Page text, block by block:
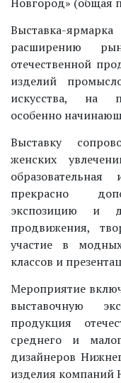
Выставка-
расширению
отечественной
изделий
искусства, на
особенно
Выставку
женских
прекрасно
экспозицию и
продвижения,
участие в
классов и
Мероприятие
выставочную
продукция
среднего и
дизайнеров
изделия компаний